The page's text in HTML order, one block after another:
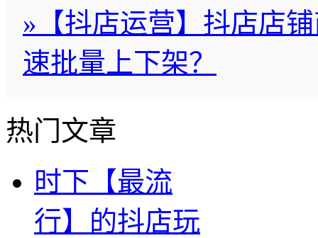
» 【抖店运营】抖店店
速批量上下架？
热门文章
时下【最流
行】的抖店玩